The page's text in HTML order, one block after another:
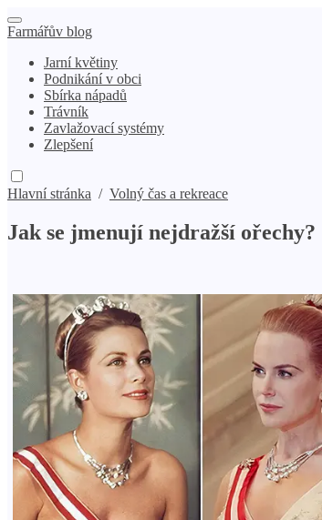
Farmářův blog
Jarní květiny
Podnikání v obci
Sbírka nápadů
Trávník
Zavlažovací systémy
Zlepšení
Hlavní stránka / Volný čas a rekreace
Jak se jmenují nejdražší ořechy?